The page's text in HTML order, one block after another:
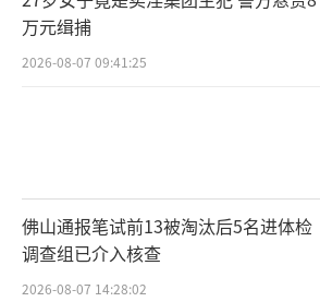
万元缉捕
2026-08-07 09:41:25
佛山通报笔试前13被淘汰后5名进体检
调查组已介入核查
2026-08-07 14:28:02